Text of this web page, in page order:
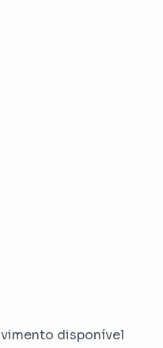
disponível